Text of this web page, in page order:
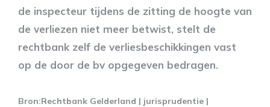
de inspecteur tijdens de zitting de hoogte van
de verliezen niet meer betwist, stelt de
rechtbank zelf de verliesbeschikkingen vast
op de door de bv opgegeven bedragen.
Bron:Rechtbank Gelderland | jurisprudentie |